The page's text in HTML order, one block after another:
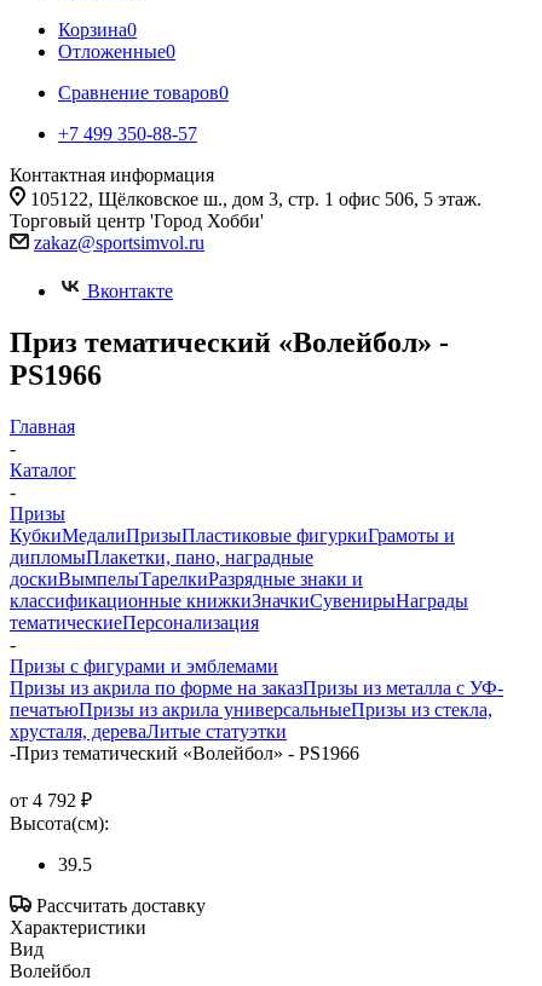
Корзина0
Отложенные0
Сравнение товаров0
+7 499 350-88-57
Контактная информация
105122, Щёлковское ш., дом 3, стр. 1 офис 506, 5 этаж.
Торговый центр 'Город Хобби'
zakaz@sportsimvol.ru
Вконтакте
Приз тематический «Волейбол» -
PS1966
Главная
-
Каталог
-
Призы
КубкиМедалиПризыПластиковые фигуркиГрамоты и
дипломыПлакетки, пано, наградные
доскиВымпелыТарелкиРазрядные знаки и
классификационные книжкиЗначкиСувенирыНаграды
тематическиеПерсонализация
-
Призы с фигурами и эмблемами
Призы из акрила по форме на заказПризы из металла с УФ-
печатьюПризы из акрила универсальныеПризы из стекла,
хрусталя, дереваЛитые статуэтки
-Приз тематический «Волейбол» - PS1966
от 4 792 ₽
Высота(см):
39.5
Рассчитать доставку
Характеристики
Вид
Волейбол